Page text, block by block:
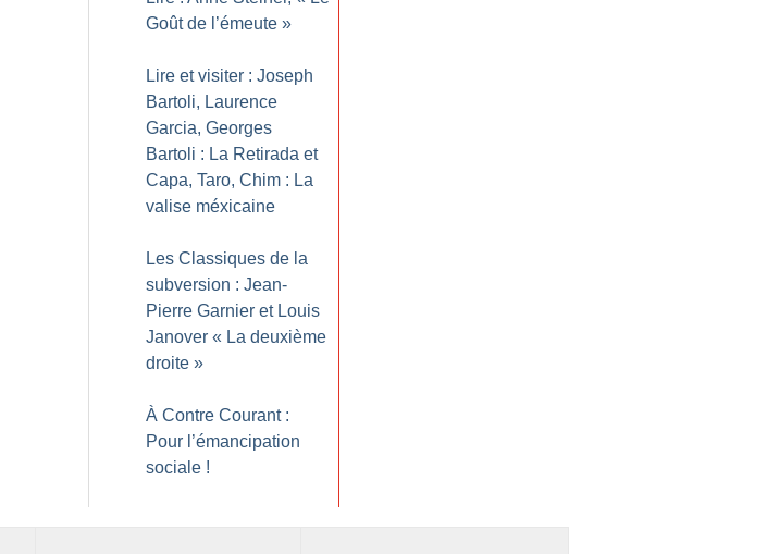
Goût de l’émeute »
Lire et visiter : Joseph
Bartoli, Laurence
Garcia, Georges
Bartoli : La Retirada et
Capa, Taro, Chim : La
valise méxicaine
Les Classiques de la
subversion : Jean-
Pierre Garnier et Louis
Janover « La deuxième
droite »
À Contre Courant :
Pour l’émancipation
sociale !